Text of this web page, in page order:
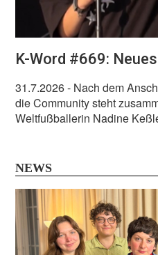
K-Word #669:
31.7.2026- Nach dem
die Community steht
Weltfußballerin Nadine
NEWS